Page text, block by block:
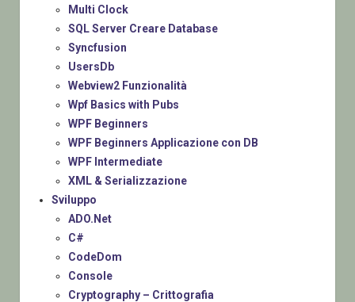
Multi Clock
SQL Server Creare Database
Syncfusion
UsersDb
Webview2 Funzionalità
Wpf Basics with Pubs
WPF Beginners
WPF Beginners Applicazione con DB
WPF Intermediate
XML & Serializzazione
Sviluppo
ADO.Net
C#
CodeDom
Console
Cryptography – Crittografia